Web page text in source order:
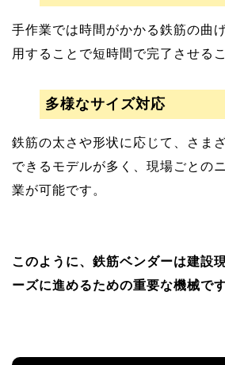
手作業では時間がかかる鉄筋の曲
用することで短時間で完了させる
多様なサイズ対応
鉄筋の太さや形状に応じて、さま
できるモデルが多く、現場ごとの
業が可能です。
このように、鉄筋ベンダーは建設
ーズに進めるための重要な機械です